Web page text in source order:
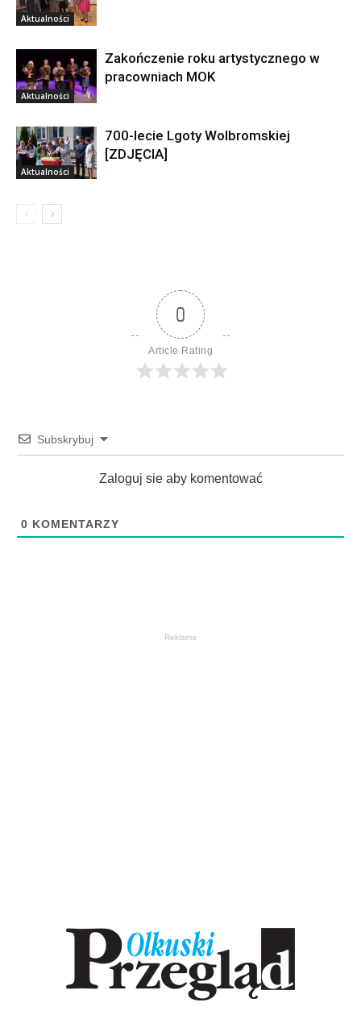
Aktualności
Aktualności
Zakończenie roku artystycznego w
pracowniach MOK
Aktualności
700-lecie Lgoty Wolbromskiej
[ZDJĘCIA]
0
Article Rating
Subskrybuj
Zaloguj sie aby komentować
0 KOMENTARZY
Reklama